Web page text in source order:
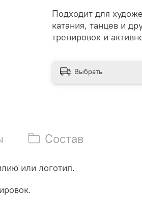
Подходит для
катания, танцев и
тренировок и
Выбрать
Состав
или логотип.